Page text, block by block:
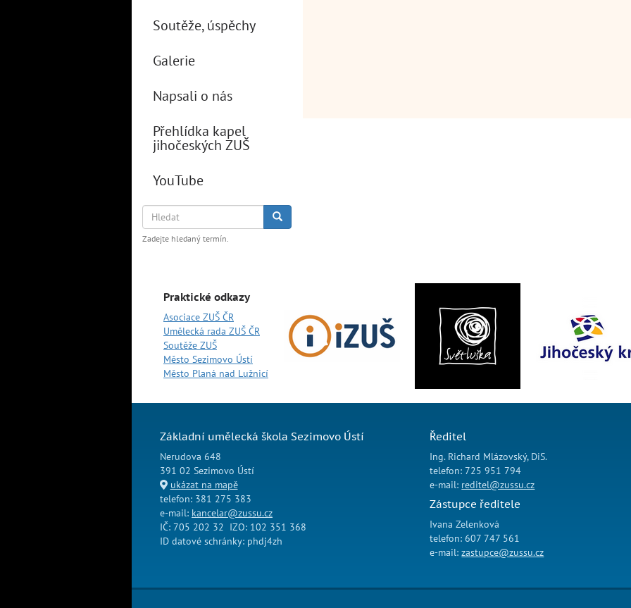
Soutěže, úspěchy
Galerie
Napsali o nás
Přehlídka kapel
jihočeských ZUŠ
YouTube
Hledat Hledat
Zadejte hledaný termín.
Praktické odkazy
Asociace ZUŠ ČR
Umělecká rada ZUŠ ČR
Soutěže ZUŠ
Město Sezimovo Ústí
Město Planá nad Lužnicí
Základní umělecká škola Sezimovo Ústí
Nerudova 648
391 02 Sezimovo Ústí
ukázat na mapě
telefon: 381 275 383
e-mail: kancelar@zussu.cz
IČ: 705 202 32 IZO: 102 351 368
ID datové schránky: phdj4zh
Ředitel
Ing. Richard Mlázovský, DiS.
telefon: 725 951 794
e-mail: reditel@zussu.cz
Zástupce ředitele
Ivana Zelenková
telefon: 607 747 561
e-mail:zastupce@zussu.cz